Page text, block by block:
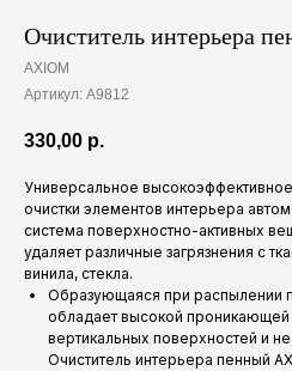
Очиститель интерьера
AXIOM
Артикул: A9812
330,00 р.
Универсальное
очистки элементов интерьера
система поверхностно-активных
удаляет различные загрязнения с
винила, стекла.
Образующаяся при распылении
обладает высокой проникающей
вертикальных поверхностей и
Очиститель интерьера пенный